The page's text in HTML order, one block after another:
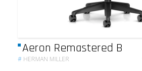
Aeron Remastered B
# HERMAN MILLER